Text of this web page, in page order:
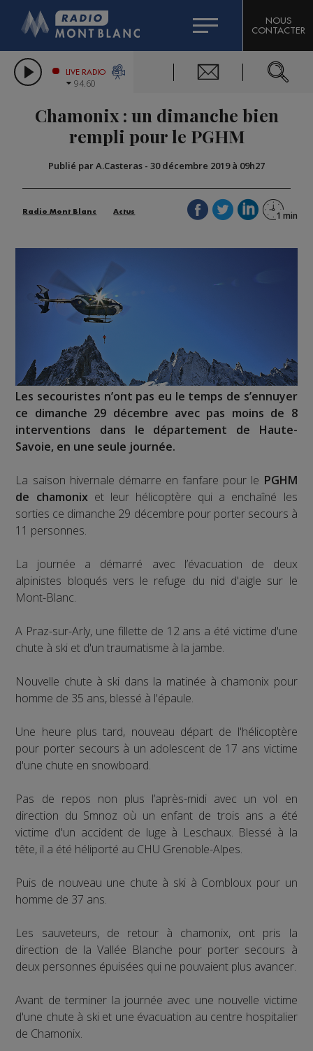
LES CHRONIQUES DE L'EXPERT
CITIZEN MACHINERY
GRAND MASSIF DOMAINES SKIABLES
BIGARD
COMPAGNIE DU MONT-BLANC
NOUS
CONTACTER
LIVE RADIO
94.60
Chamonix : un dimanche bien
rempli pour le PGHM
Publié par A.Casteras - 30 décembre 2019 à 09h27
Radio Mont Blanc Actus
Les secouristes n’ont pas eu le temps de s’ennuyer
ce dimanche 29 décembre avec pas moins de 8
interventions dans le département de Haute-
Savoie, en une seule journée.
La saison hivernale démarre en fanfare pour le PGHM
de chamonixet leur hélicoptère qui a enchaîné les
sorties ce dimanche 29 décembre pour porter secours à
11 personnes.
La journée a démarré avec l’évacuation de deux
alpinistes bloqués vers le refuge du nid d'aigle sur le
Mont-Blanc.
A Praz-sur-Arly, une fillette de 12 ans a été victime d'une
chute à ski et d'un traumatisme à la jambe.
Nouvelle chute à ski dans la matinée à chamonix pour
homme de 35 ans, blessé à l'épaule.
Une heure plus tard, nouveau départ de l'hélicoptère
pour porter secours à un adolescent de 17 ans victime
d'une chute en snowboard.
Pas de repos non plus l’après-midi avec un vol en
direction du Smnoz où un enfant de trois ans a été
victime d'un accident de luge à Leschaux. Blessé à la
tête, il a été héliporté au CHU Grenoble-Alpes.
Puis de nouveau une chute à ski à Combloux pour un
homme de 37 ans.
Les sauveteurs, de retour à chamonix, ont pris la
direction de la Vallée Blanche pour porter secours à
deux personnes épuisées qui ne pouvaient plus avancer.
Avant de terminer la journée avec une nouvelle victime
d'une chute à ski et une évacuation au centre hospitalier
de Chamonix.